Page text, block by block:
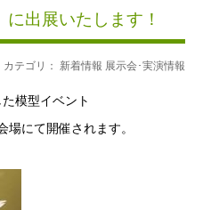
出展いたします！
カテゴリ： 新着情報 展示会･実演情報
模型イベント
場にて開催されます。